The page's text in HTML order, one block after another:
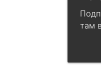
там